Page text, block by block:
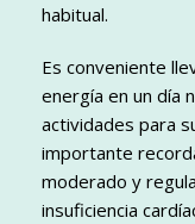
habitual.
Es conveniente
energía en un día
actividades para
importante
moderado y
insuficiencia